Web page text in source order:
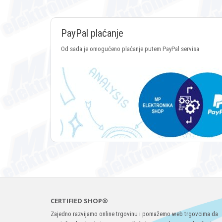
PayPal plaćanje
Od sada je omogućeno plaćanje putem PayPal servisa
CERTIFIED SHOP®
Zajedno razvijamo online trgovinu i pomažemo web trgovcima da